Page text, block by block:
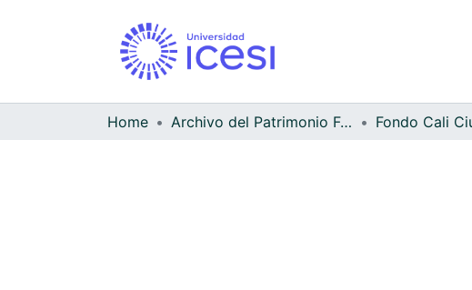
Home Archivo del Patrimonio Fotográfico y Fílmico del Valle del Cauca Fondo Cali